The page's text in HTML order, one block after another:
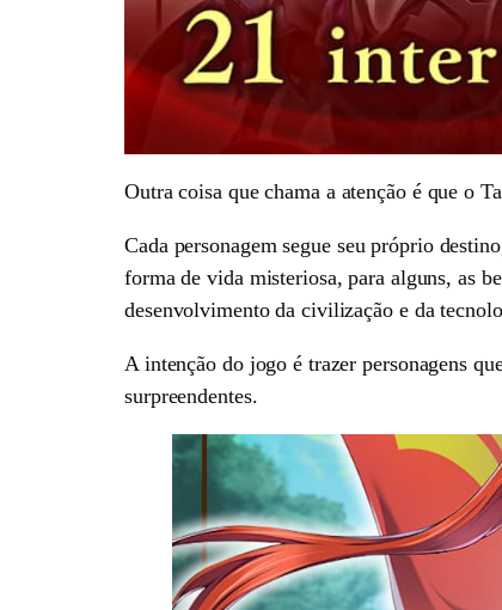
Outra coisa que chama a atenção é que o
Cada personagem segue seu próprio
forma de vida misteriosa, para alguns, as
desenvolvimento da civilização e da
A intenção do jogo é trazer personagens
surpreendentes.